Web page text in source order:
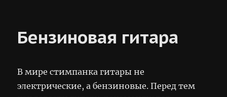
Бензиновая гитара
В мире стимпанка гитары не
электрические, а бензиновые. Перед тем